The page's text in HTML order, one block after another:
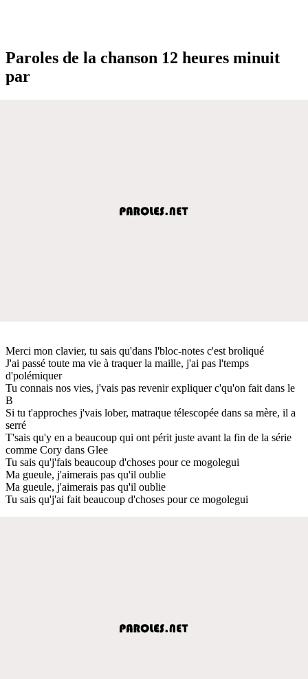
Paroles de la chanson 12 heures minuit
par
Merci mon clavier, tu sais qu'dans l'bloc-notes c'est broliqué
J'ai passé toute ma vie à traquer la maille, j'ai pas l'temps
d'polémiquer
Tu connais nos vies, j'vais pas revenir expliquer c'qu'on fait dans le
B
Si tu t'approches j'vais lober, matraque télescopée dans sa mère, il a
serré
T'sais qu'y en a beaucoup qui ont périt juste avant la fin de la série
comme Cory dans Glee
Tu sais qu'j'fais beaucoup d'choses pour ce mogolegui
Ma gueule, j'aimerais pas qu'il oublie
Ma gueule, j'aimerais pas qu'il oublie
Tu sais qu'j'ai fait beaucoup d'choses pour ce mogolegui